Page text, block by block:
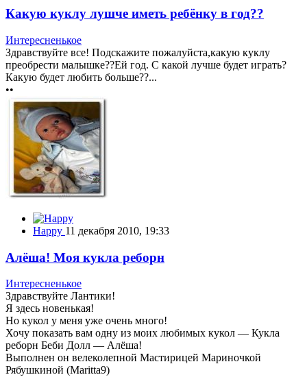
Какую куклу лушче иметь ребёнку в год??
Интересненькое
Здравствуйте все! Подскажите пожалуйста,какую куклу
преобрести малышке??Ей год. С какой лучше будет играть?
Какую будет любить больше??...
••
Happy 11 декабря 2010, 19:33
Алёша! Моя кукла реборн
Интересненькое
Здравствуйте Лантики!
Я здесь новенькая!
Но кукол у меня уже очень много!
Хочу показать вам одну из моих любимых кукол — Кукла
реборн Беби Долл — Алёша!
Выполнен он велеколепной Мастирицей Мариночкой
Рябушкиной (Maritta9)